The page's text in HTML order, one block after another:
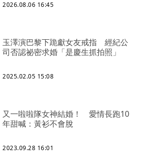
2026.08.06 16:45
玉澤演巴黎下跪獻女友戒指 經紀公
司否認祕密求婚「是慶生抓拍照」
2025.02.05 15:08
又一啦啦隊女神結婚！ 愛情長跑10
年甜喊：黃衫不會脫
2023.09.28 16:01